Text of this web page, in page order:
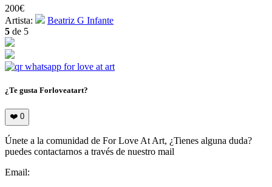
200€
Artista:
Beatriz G Infante
5 de 5
¿Te gusta Forloveatart?
❤️ 0
Únete a la comunidad de For Love At Art, ¿Tienes alguna duda?
puedes contactarnos a través de nuestro mail
Email: